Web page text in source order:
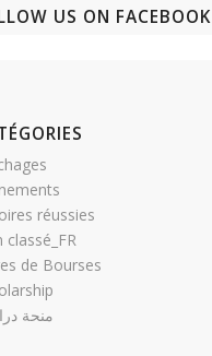
US ON FACEBOOK
réussies
classé_FR
de Bourses
منحة